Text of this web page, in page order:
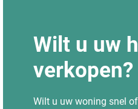
Wilt u uw
verkopen?
Wilt u uw woning snel